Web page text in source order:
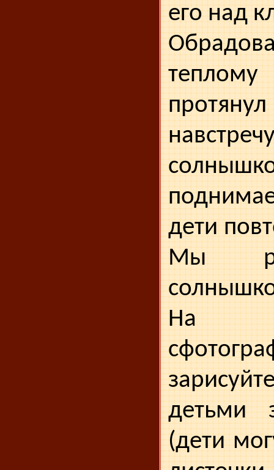
его над
дети
Мы
На
детьми
(дети